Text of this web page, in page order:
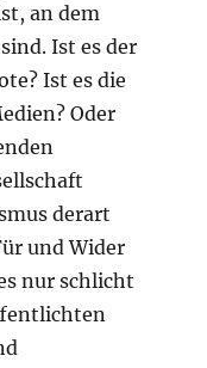
an dem
Ist es der
Ist es die
Oder
derart
und Wider
nur schlicht